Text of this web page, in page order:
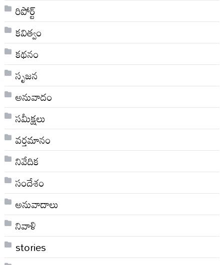
రిపోర్ట్
కవిత్వం
కథనం
సృజన
అనువాదం
సమీక్షలు
వర్తమానం
నివేదిక
సందేశం
అనువాదాలు
నివాళి
stories